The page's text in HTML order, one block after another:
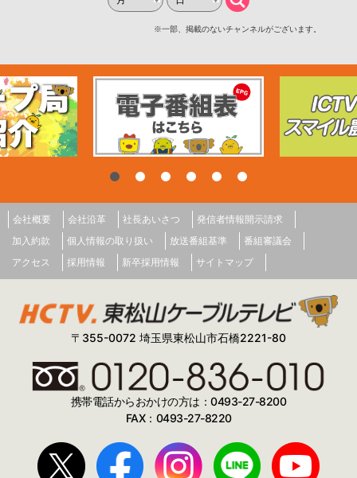
会社概要 会社沿革 社長あいさつ
発信者情報開示請求
加入約款
個人情報の取り扱い 放送番組基準
番組審議会
アクセス
採用情報 新卒採用情報 サイトマップ
〒355-0072 埼玉県東松山市石橋2221-80
携帯電話からおかけの方は：0493-27-8200
FAX：0493-27-8220